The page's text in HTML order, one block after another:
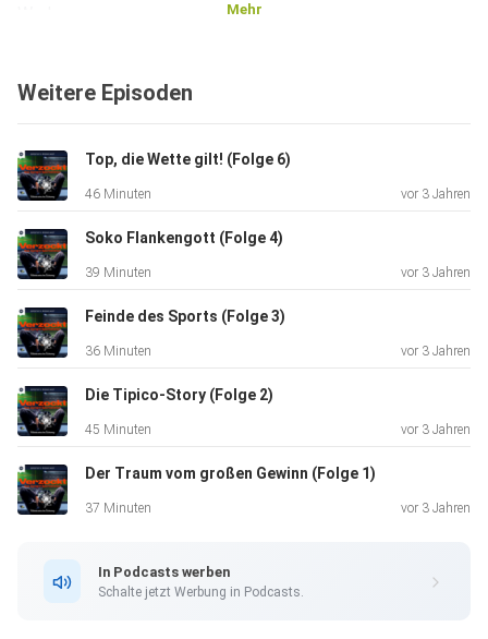
dann, gleichzeitig auf die Gefahren hinzuweisen? Auch
Melchior hat seine erste Sportwette gesetzt, nachdem er
eine
Werbung gesehen hat. 4.804 Tage später wurde er in die
JVA Dresden
eingeliefert. 800.000 € verspielt, ganz viele Menschen
weil er süchtig wurde. Seine Geschichte hört ihr in unserer
fünften
merkt,
dass euer Verhalten beim Sportwetten problematisch ist,
ihr euch Hilfe suchen. In jedem Bundesland gibt es eine
Landesstelle für Glücksspielsucht. Auf den jeweiligen
Mehr
Weitere Episoden
Top, die Wette gilt! (Folge 6)
46 Minuten vor 3 Jahren
Soko Flankengott (Folge 4)
39 Minuten vor 3 Jahren
Feinde des Sports (Folge 3)
36 Minuten vor 3 Jahren
Die Tipico-Story (Folge 2)
45 Minuten vor 3 Jahren
Der Traum vom großen Gewinn (Folge 1)
37 Minuten vor 3 Jahren
In Podcasts werben
Schalte jetzt Werbung in Podcasts.